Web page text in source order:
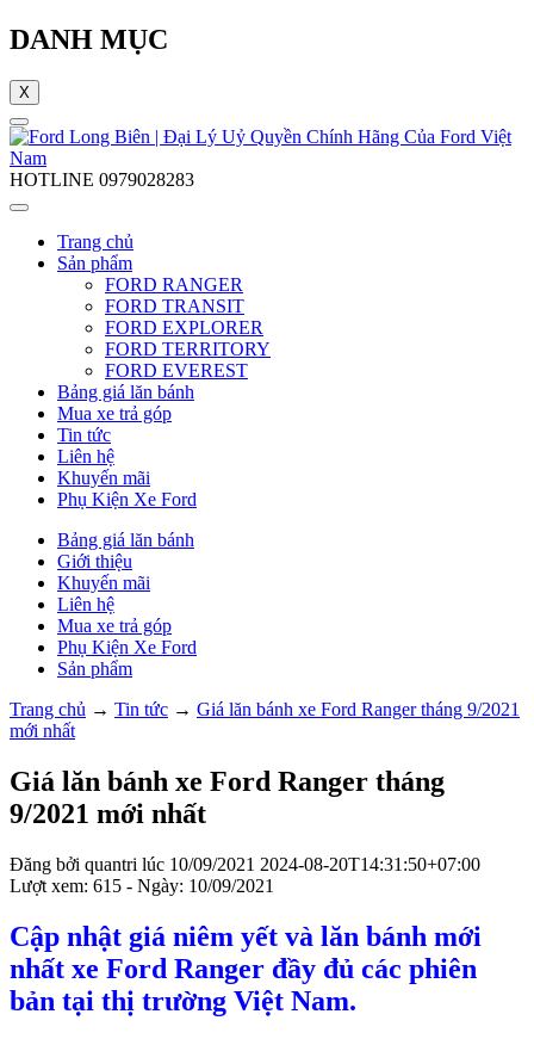
DANH MỤC
X
HOTLINE 0979028283
Trang chủ
Sản phẩm
FORD RANGER
FORD TRANSIT
FORD EXPLORER
FORD TERRITORY
FORD EVEREST
Bảng giá lăn bánh
Mua xe trả góp
Tin tức
Liên hệ
Khuyến mãi
Phụ Kiện Xe Ford
Bảng giá lăn bánh
Giới thiệu
Khuyến mãi
Liên hệ
Mua xe trả góp
Phụ Kiện Xe Ford
Sản phẩm
Trang chủ → Tin tức → Giá lăn bánh xe Ford Ranger tháng 9/2021
mới nhất
Giá lăn bánh xe Ford Ranger tháng
9/2021 mới nhất
Đăng bởi quantri lúc 10/09/2021 2024-08-20T14:31:50+07:00
Lượt xem: 615 - Ngày: 10/09/2021
Cập nhật giá niêm yết và lăn bánh mới
nhất xe Ford Ranger đầy đủ các phiên
bản tại thị trường Việt Nam.